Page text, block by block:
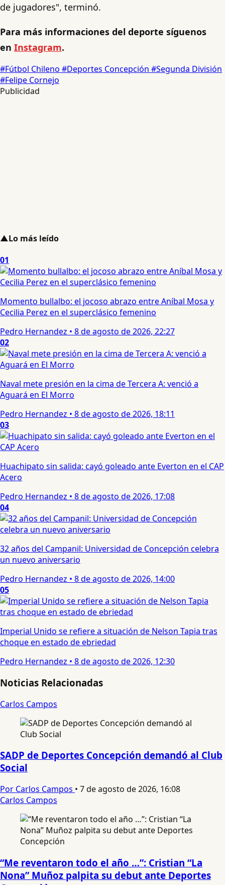
de jugadores", terminó.
Para más informaciones del deporte síguenos
en Instagram.
#Fútbol Chileno #Deportes Concepción #Segunda División
#Felipe Cornejo
Publicidad
▲Lo más leído
01
Momento bullalbo: el jocoso abrazo entre Aníbal Mosa y
Cecilia Perez en el superclásico femenino
Pedro Hernandez • 8 de agosto de 2026, 22:27
02
Naval mete presión en la cima de Tercera A: venció a
Aguará en El Morro
Pedro Hernandez • 8 de agosto de 2026, 18:11
03
Huachipato sin salida: cayó goleado ante Everton en el CAP
Acero
Pedro Hernandez • 8 de agosto de 2026, 17:08
04
32 años del Campanil: Universidad de Concepción celebra
un nuevo aniversario
Pedro Hernandez • 8 de agosto de 2026, 14:00
05
Imperial Unido se refiere a situación de Nelson Tapia tras
choque en estado de ebriedad
Pedro Hernandez • 8 de agosto de 2026, 12:30
Noticias Relacionadas
Carlos Campos
SADP de Deportes Concepción demandó al Club
Social
Por Carlos Campos • 7 de agosto de 2026, 16:08
Carlos Campos
“Me reventaron todo el año …”: Cristian “La
Nona” Muñoz palpita su debut ante Deportes